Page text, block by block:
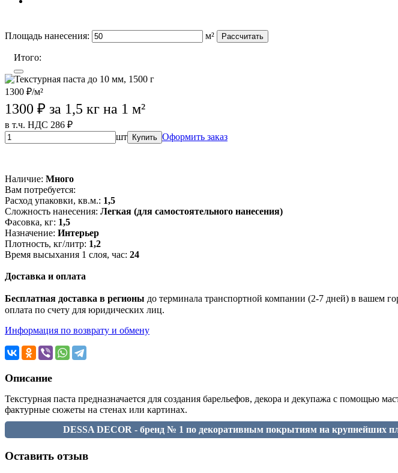
Площадь нанесения:
м² Рассчитать
Итого:
1300 ₽/м²
1300 ₽ за 1,5 кг на 1 м²
в т.ч. НДС 286 ₽
шт
Купить Оформить заказ
Наличие: Много
Вам потребуется:
Расход упаковки, кв.м.: 1,5
Сложность нанесения: Легкая (для самостоятельного нанесения)
Фасовка, кг: 1,5
Назначение: Интерьер
Плотность, кг/литр: 1,2
Время высыхания 1 слоя, час: 24
Доставка и оплата
Бесплатная доставка в регионы до терминала транспортной компании (2-7 дней) в вашем
оплата по счету для юридических лиц.
Информация по возврату и обмену
Описание
Текстурная паста предназначается для создания барельефов, декора и декупажа с помощью
фактурные сюжеты на стенах или картинах.
DESSA DECOR - бренд № 1 по декоративным покрытиям на крупнейших
Оставить отзыв